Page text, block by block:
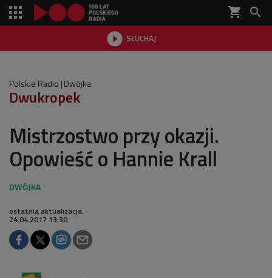
shopping_cart 
 SŁUCHAJ

Polskie Radio Dwójka
Dwukropek
Mistrzostwo przy okazji.
Opowieść o Hannie Krall
ostatnia aktualizacja:
24.04.2017 13:30